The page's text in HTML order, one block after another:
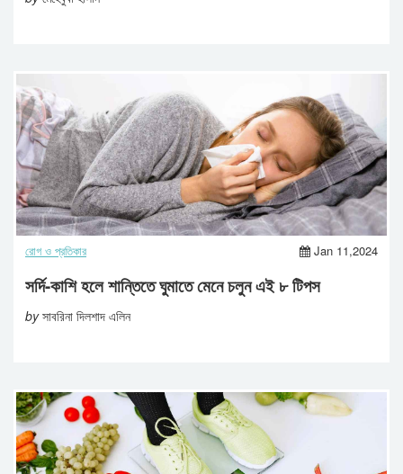
রোগ ও প্রতিকার Jan 11,2024
সর্দি-কাশি হলে শান্তিতে ঘুমাতে মেনে চলুন এই ৮ টিপস
byসাবরিনা দিলশাদ এলিন